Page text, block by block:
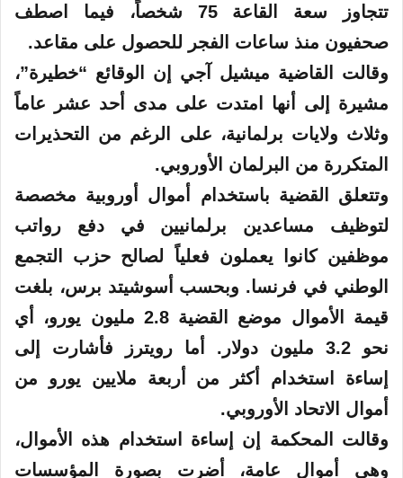
تتجاوز سعة القاعة 75 شخصاً، فيما اصطف
صحفيون منذ ساعات الفجر للحصول على مقاعد.
وقالت القاضية ميشيل آجي إن الوقائع “خطيرة”،
مشيرة إلى أنها امتدت على مدى أحد عشر عاماً
وثلاث ولايات برلمانية، على الرغم من التحذيرات
المتكررة من البرلمان الأوروبي.
وتتعلق القضية باستخدام أموال أوروبية مخصصة
لتوظيف مساعدين برلمانيين في دفع رواتب
موظفين كانوا يعملون فعلياً لصالح حزب التجمع
الوطني في فرنسا. وبحسب أسوشيتد برس، بلغت
قيمة الأموال موضع القضية 2.8 مليون يورو، أي
نحو 3.2 مليون دولار. أما رويترز فأشارت إلى
إساءة استخدام أكثر من أربعة ملايين يورو من
أموال الاتحاد الأوروبي.
وقالت المحكمة إن إساءة استخدام هذه الأموال،
وهي أموال عامة، أضرت بصورة المؤسسات